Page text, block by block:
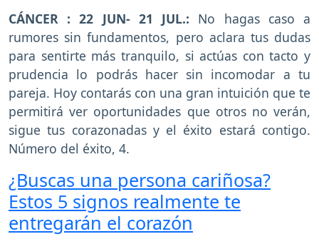
CÁNCER : 22 JUN- 21 JUL.: No hagas caso a
rumores sin fundamentos, pero aclara tus dudas
para sentirte más tranquilo, si actúas con tacto y
prudencia lo podrás hacer sin incomodar a tu
pareja. Hoy contarás con una gran intuición que te
permitirá ver oportunidades que otros no verán,
sigue tus corazonadas y el éxito estará contigo.
Número del éxito, 4.
¿Buscas una persona cariñosa?
Estos 5 signos realmente te
entregarán el corazón